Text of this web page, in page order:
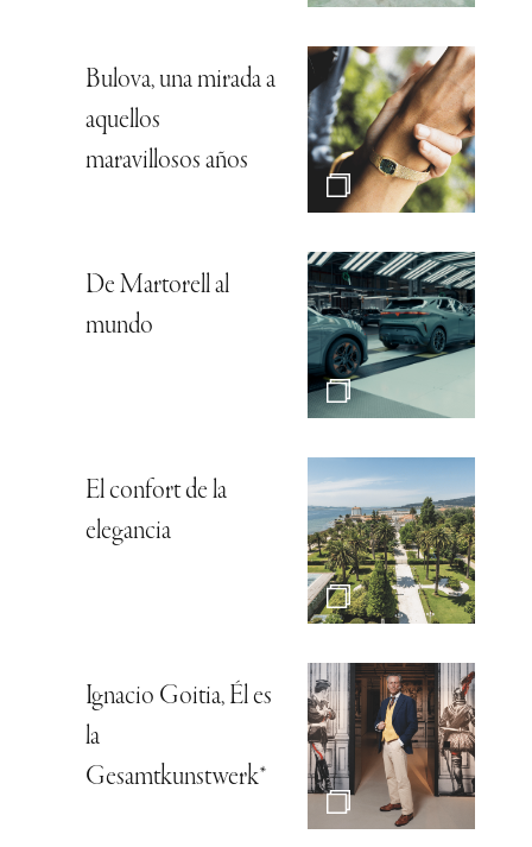
Bulova, una mirada a
aquellos
maravillosos años
De Martorell al
mundo
El confort de la
elegancia
Ignacio Goitia, Él es
la
Gesamtkunstwerk*